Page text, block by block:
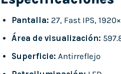
Pantalla: 27, Fast IPS,
Área de visualización:
Superficie: Antirreflejo